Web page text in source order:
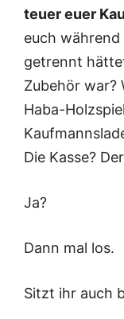
teuer euer
euch
getrennt
Zubehör war?
Haba-
Die Kasse?
Ja?
Dann mal los.
Sitzt ihr auch